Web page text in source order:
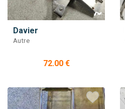
Davier
Autre
72.00 €